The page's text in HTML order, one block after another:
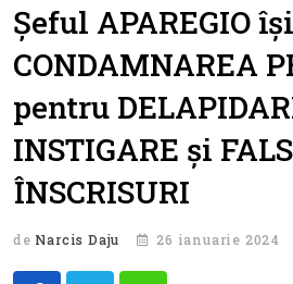
Șeful APAREGIO
CONDAMNAREA
pentru
INSTIGARE și
ÎNSCRISURI
de Narcis Daju 26 ianuarie 2024